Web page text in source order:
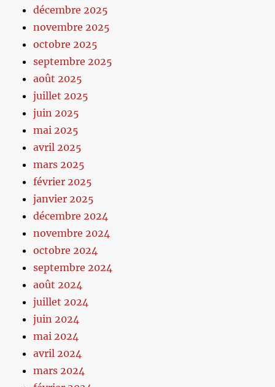
décembre 2025
novembre 2025
octobre 2025
septembre 2025
août 2025
juillet 2025
juin 2025
mai 2025
avril 2025
mars 2025
février 2025
janvier 2025
décembre 2024
novembre 2024
octobre 2024
septembre 2024
août 2024
juillet 2024
juin 2024
mai 2024
avril 2024
mars 2024